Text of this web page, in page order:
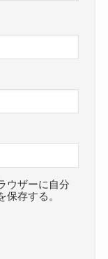
ウザーに自分
存する。